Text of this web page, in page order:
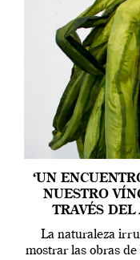
‘UN
NUESTRO
TRAVÉS
La naturaleza
mostrar las obras